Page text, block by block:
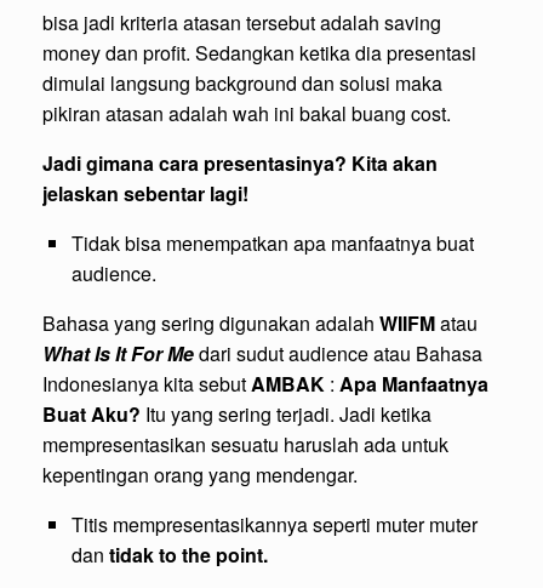
bisa jadi kriteria atasan tersebut adalah saving
money dan profit. Sedangkan ketika dia presentasi
dimulai langsung background dan solusi maka
pikiran atasan adalah wah ini bakal buang cost.
Jadi gimana cara presentasinya? Kita akan
jelaskan sebentar lagi!
Tidak bisa menempatkan apa manfaatnya buat
audience.
Bahasa yang sering digunakan adalah WIIFMatau
What Is It For Medari sudut audience atau Bahasa
Indonesianya kita sebut AMBAK : Apa Manfaatnya
Buat Aku? Itu yang sering terjadi. Jadi ketika
mempresentasikan sesuatu haruslah ada untuk
kepentingan orang yang mendengar.
Titis mempresentasikannya seperti muter muter
dan tidak to the point.